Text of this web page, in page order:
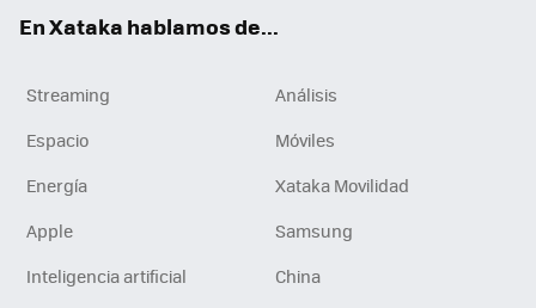
En Xataka hablamos de...
Streaming
Análisis
Espacio
Móviles
Energía
Xataka Movilidad
Apple
Samsung
Inteligencia artificial
China